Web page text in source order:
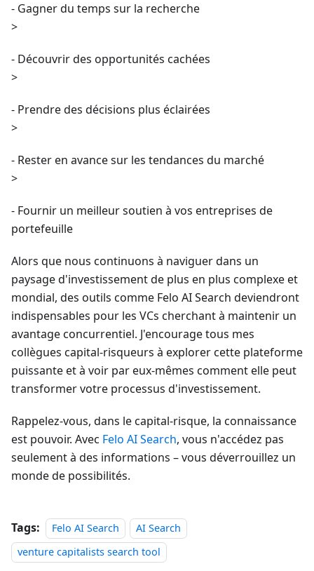
- Gagner du temps sur la recherche
>
- Découvrir des opportunités cachées
>
- Prendre des décisions plus éclairées
>
- Rester en avance sur les tendances du marché
>
- Fournir un meilleur soutien à vos entreprises de
portefeuille
Alors que nous continuons à naviguer dans un
paysage d'investissement de plus en plus complexe et
mondial, des outils comme Felo AI Search deviendront
indispensables pour les VCs cherchant à maintenir un
avantage concurrentiel. J'encourage tous mes
collègues capital-risqueurs à explorer cette plateforme
puissante et à voir par eux-mêmes comment elle peut
transformer votre processus d'investissement.
Rappelez-vous, dans le capital-risque, la connaissance
est pouvoir. Avec Felo AI Search, vous n'accédez pas
seulement à des informations – vous déverrouillez un
monde de possibilités.
Tags: Felo AI Search
AI Search
venture capitalists search tool